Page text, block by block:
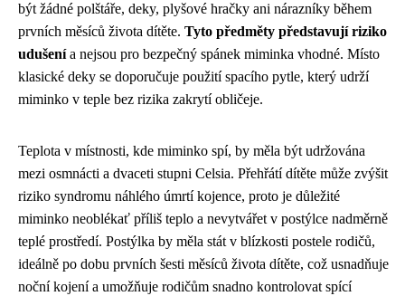
být žádné polštáře, deky, plyšové hračky ani nárazníky během
prvních měsíců života dítěte. Tyto předměty představují riziko
udušenía nejsou pro bezpečný spánek miminka vhodné. Místo
klasické deky se doporučuje použití spacího pytle, který udrží
miminko v teple bez rizika zakrytí obličeje.
Teplota v místnosti, kde miminko spí, by měla být udržována
mezi osmnácti a dvaceti stupni Celsia. Přehřátí dítěte může zvýšit
riziko syndromu náhlého úmrtí kojence, proto je důležité
miminko neoblékať příliš teplo a nevytvářet v postýlce nadměrně
teplé prostředí. Postýlka by měla stát v blízkosti postele rodičů,
ideálně po dobu prvních šesti měsíců života dítěte, což usnadňuje
noční kojení a umožňuje rodičům snadno kontrolovat spící